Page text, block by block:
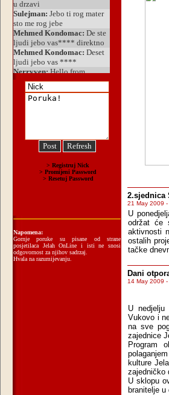
Napomena:
Gornje poruke su pisane od strane
posjetilaca Jelah OnLine i isti ne snosi
odgovornost za njihov sadrzaj.
Hvala na razumijevanju.
2.sjednica
21 May 2009 -
U
održat će
aktivnosti
ostalih
tačke
Dani
14 May 2009 -
U nedjelju
Vukovo i
na sve
zajednice
Program
kulture
zajedničko
U sklopu
branitelje